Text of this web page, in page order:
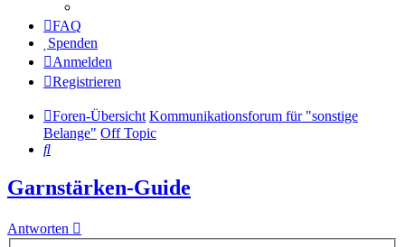
FAQ
Spenden
Anmelden
Registrieren
Foren-Übersicht Kommunikationsforum für "sonstige
Belange" Off Topic
Suche
Garnstärken-Guide
Antworten